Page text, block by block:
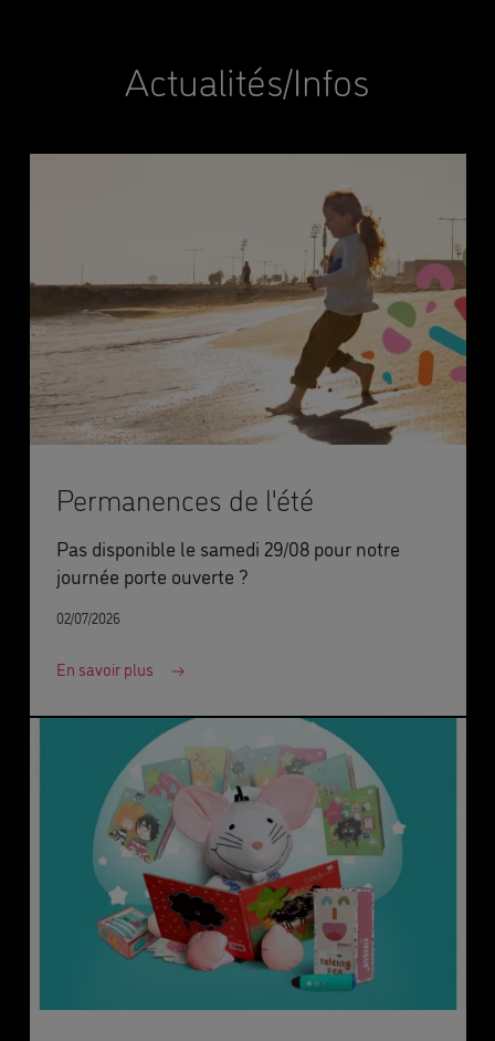
Actualités/Infos
Permanences de l'été
Pas disponible le samedi 29/08 pour notre
journée porte ouverte ?
02/07/2026
En savoir plus